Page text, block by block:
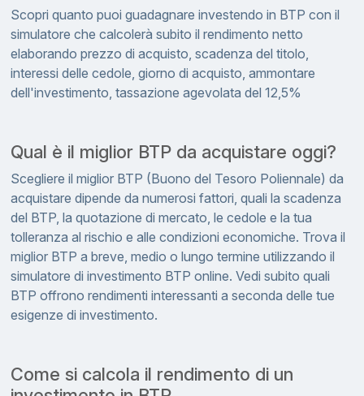
Scopri quanto puoi guadagnare investendo in BTP con il
simulatore che calcolerà subito il rendimento netto
elaborando prezzo di acquisto, scadenza del titolo,
interessi delle cedole, giorno di acquisto, ammontare
dell'investimento, tassazione agevolata del 12,5%
Qual è il miglior BTP da acquistare oggi?
Scegliere il miglior BTP (Buono del Tesoro Poliennale) da
acquistare dipende da numerosi fattori, quali la scadenza
del BTP, la quotazione di mercato, le cedole e la tua
tolleranza al rischio e alle condizioni economiche. Trova il
miglior BTP a breve, medio o lungo termine utilizzando il
simulatore di investimento BTP online. Vedi subito quali
BTP offrono rendimenti interessanti a seconda delle tue
esigenze di investimento.
Come si calcola il rendimento di un